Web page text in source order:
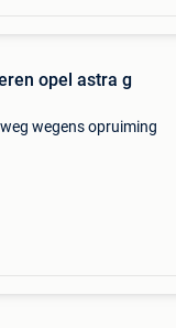
opel astra g
wegens opruiming